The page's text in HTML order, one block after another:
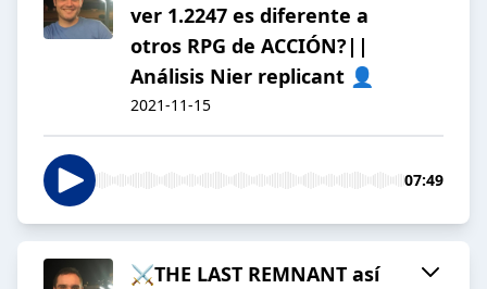
ver 1.2247 es diferente a
otros RPG de ACCIÓN?||
Análisis Nier replicant 👤
2021-11-15
07:49
⚔️THE LAST REMNANT así